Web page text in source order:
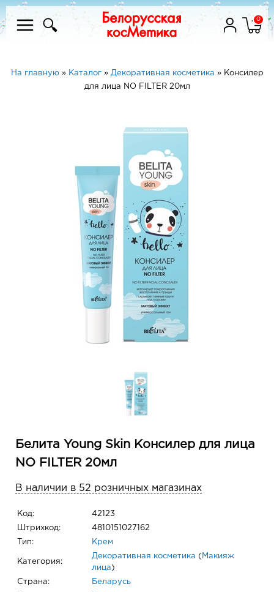
0
На главную» Каталог» Декоративная косметика » Консилер
для лица NO FILTER 20мл
Белита Young Skin Консилер для лица
NO FILTER 20мл
В наличии в 52 розничных магазинах
Код: 42123
Штрихкод: 4810151027162
Тип: Крем
Категория:
Декоративная косметика ( Макияж
лица )
Страна: Беларусь